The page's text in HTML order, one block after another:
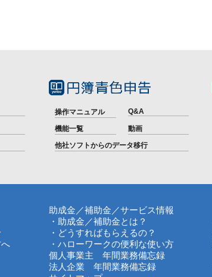
操作マニュアル Q&A
機能一覧
動画
他社ソフトからのデータ移行
助成金／補助金／サービス情報
・助成金／補助金とは？
・どうすればもらえるの？
・ハローワークの便利な使い方
個人事業主 年間業務備忘録
法人企業 年間業務備忘録